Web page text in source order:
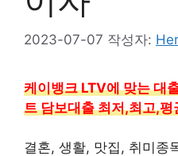
2023-07-07 작성자:
케이뱅크 LTV에 맞는 대
트 담보대출 최저,최고,평
결혼, 생활, 맛집, 취미종